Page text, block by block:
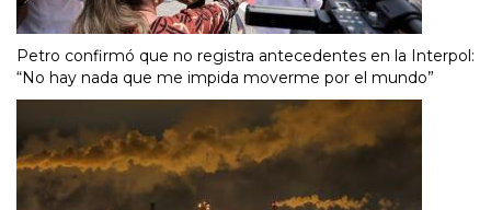
Petro confirmó que no registra antecedentes en la Interpol:
“No hay nada que me impida moverme por el mundo”